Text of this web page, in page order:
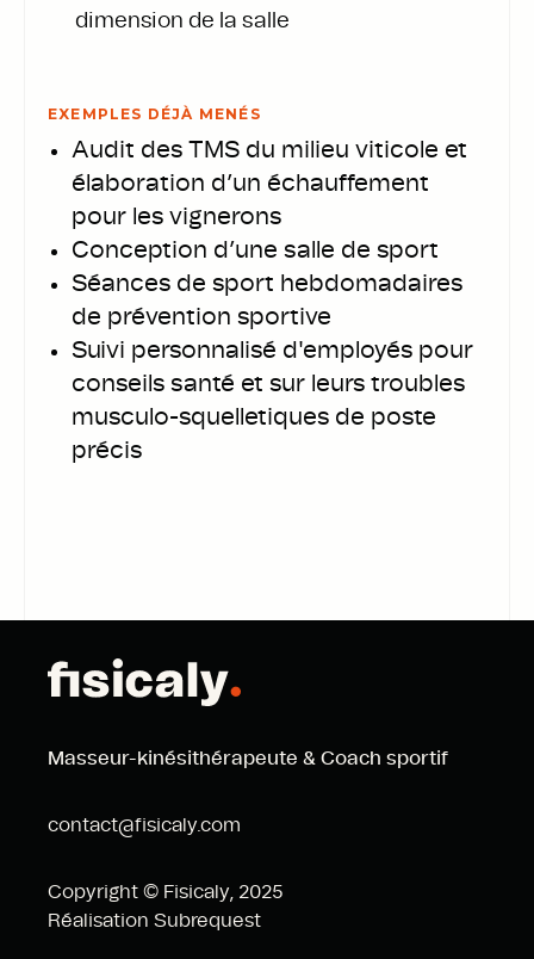
dimension de la salle
EXEMPLES DÉJÀ MENÉS
Audit des TMS du milieu viticole et
élaboration d’un échauffement
pour les vignerons
Conception d’une salle de sport
Séances de sport hebdomadaires
de prévention sportive
Suivi personnalisé d'employés pour
conseils santé et sur leurs troubles
musculo-squelletiques de poste
précis
Masseur-kinésithérapeute & Coach sportif
contact@fisicaly.com
Copyright © Fisicaly, 2025
Réalisation Subrequest